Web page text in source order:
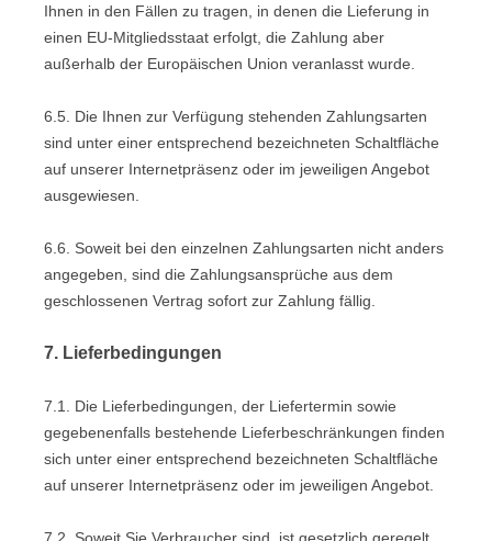
Ihnen in den Fällen zu tragen, in denen die Lieferung in
einen EU-Mitgliedsstaat erfolgt, die Zahlung aber
außerhalb der Europäischen Union veranlasst wurde.
6.5. Die Ihnen zur Verfügung stehenden Zahlungsarten
sind unter einer entsprechend bezeichneten Schaltfläche
auf unserer Internetpräsenz oder im jeweiligen Angebot
ausgewiesen.
6.6. Soweit bei den einzelnen Zahlungsarten nicht anders
angegeben, sind die Zahlungsansprüche aus dem
geschlossenen Vertrag sofort zur Zahlung fällig.
7. Lieferbedingungen
7.1. Die Lieferbedingungen, der Liefertermin sowie
gegebenenfalls bestehende Lieferbeschränkungen finden
sich unter einer entsprechend bezeichneten Schaltfläche
auf unserer Internetpräsenz oder im jeweiligen Angebot.
7.2. Soweit Sie Verbraucher sind, ist gesetzlich geregelt,